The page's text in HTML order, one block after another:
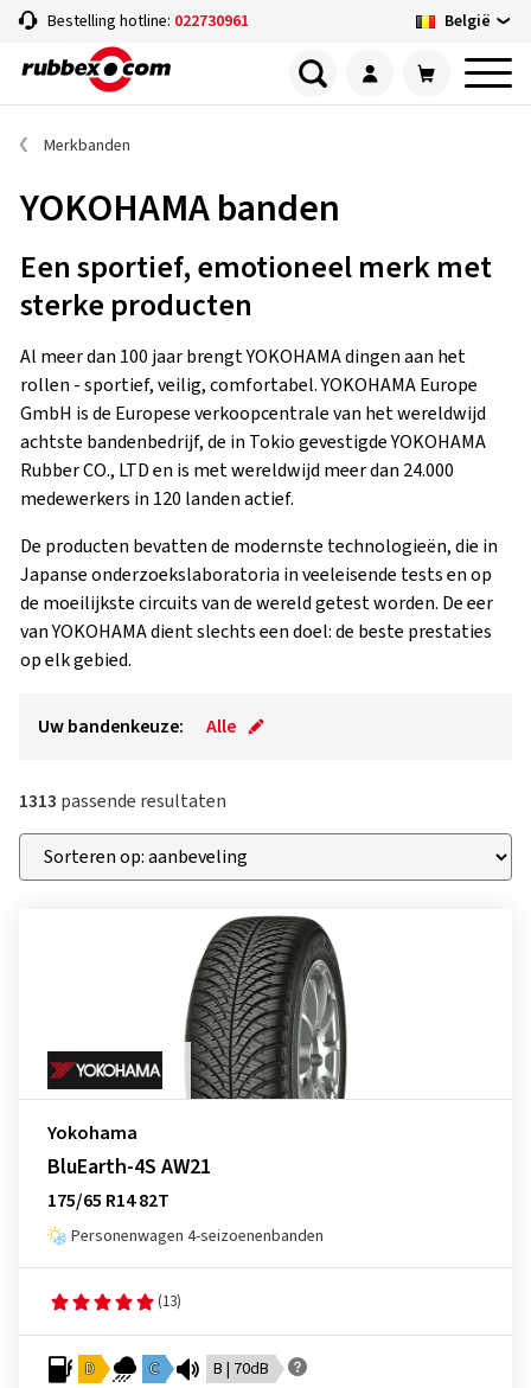
Bestelling hotline: 022730961 België
Merkbanden
YOKOHAMA banden
Een sportief, emotioneel merk met
sterke producten
Al meer dan 100 jaar brengt YOKOHAMA dingen aan het
rollen - sportief, veilig, comfortabel. YOKOHAMA Europe
GmbH is de Europese verkoopcentrale van het wereldwijd
achtste bandenbedrijf, de in Tokio gevestigde YOKOHAMA
Rubber CO., LTD en is met wereldwijd meer dan 24.000
medewerkers in 120 landen actief.
De producten bevatten de modernste technologieën, die in
Japanse onderzoekslaboratoria in veeleisende tests en op
de moeilijkste circuits van de wereld getest worden. De eer
van YOKOHAMA dient slechts een doel: de beste prestaties
op elk gebied.
Uw bandenkeuze: Alle
1313 passende resultaten
Yokohama
BluEarth-4S AW21
175/65 R14 82T
Personenwagen 4-seizoenenbanden
(13)
D C B | 70dB